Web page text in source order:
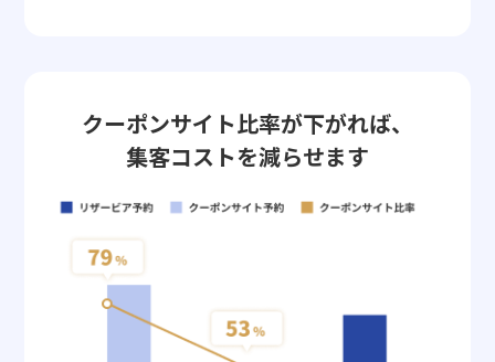
クーポンサイト比率が下がれば、
集客コストを減らせます